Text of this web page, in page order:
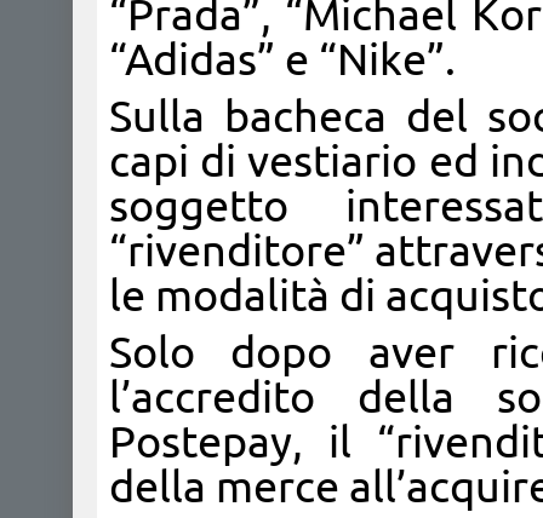
“Prada”, “Michael
“Adidas” e “Nike”.
Sulla bacheca del
capi di vestiario ed
soggetto
“rivenditore”
le modalità di
Solo dopo aver
l’accredito della
Postepay, il
della merce